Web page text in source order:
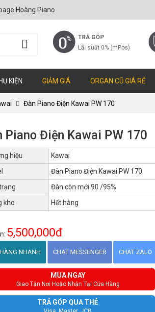
Hoàng Piano
TRẢ GÓP
Lãi suất 0% (mPos)
KIỆN GIẢM GIÁ ORGAN CŨ GIÁ RẺ
Đàn Piano Điện Kawai PW 170
Piano Điện Kawai PW 170
hiệu
Kawai
Đàn Piano Điện Kawai PW 170
Đàn còn mới 90 /95%
kho
Hết hàng
5,500,000đ
NHANH CHAT MESSENGER CHAT ZALO
MUA NGAY
Giao Tận Nơi Hoặc Nhận Tại Cửa Hàng
TRẢ GÓP QUA THẺ